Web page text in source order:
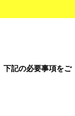
下記の必要事項をご